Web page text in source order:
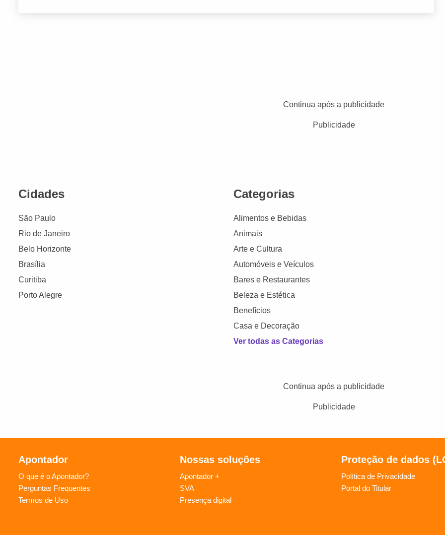
Continua após a publicidade
Publicidade
Cidades
São Paulo
Rio de Janeiro
Belo Horizonte
Brasília
Curitiba
Porto Alegre
Categorias
Alimentos e Bebidas
Animais
Arte e Cultura
Automóveis e Veículos
Bares e Restaurantes
Beleza e Estética
Benefícios
Casa e Decoração
Ver todas as Categorias
Continua após a publicidade
Publicidade
Apontador
O que é o Apontador?
Perguntas Frequentes
Termos de Uso
Nossas soluções
Apontador +
SVA
Presença digital
Proteção de dados
Política de Privacidade
Portal do Titular